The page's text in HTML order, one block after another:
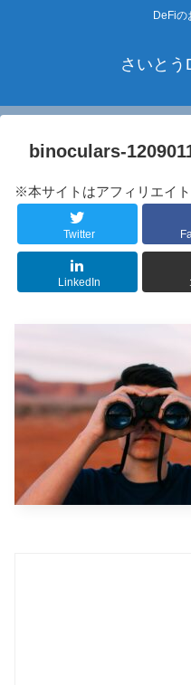
DeFiの
さいとう
binoculars-
※本サイトはアフィリエイト
Twitter
LinkedIn